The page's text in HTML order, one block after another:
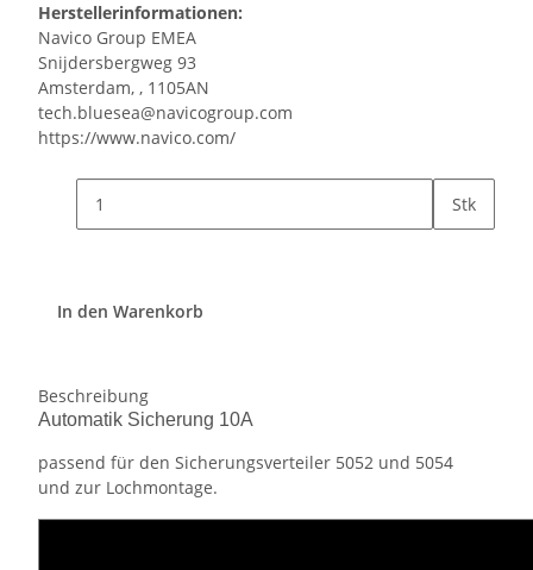
Herstellerinformationen:
Navico Group EMEA
Snijdersbergweg 93
Amsterdam, , 1105AN
tech.bluesea@navicogroup.com
https://www.navico.com/
Stk
In den Warenkorb
Beschreibung
Automatik Sicherung 10A
passend für den Sicherungsverteiler 5052 und 5054
und zur Lochmontage.